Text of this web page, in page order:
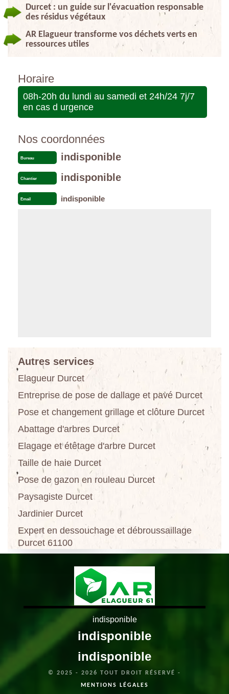
Durcet : un guide sur l'évacuation responsable
des résidus végétaux
AR Elagueur transforme vos déchets verts en
ressources utiles
Horaire
08h-20h du lundi au samedi et 24h/24 7j/7
en cas d urgence
Nos coordonnées
Bureau indisponible
Chantier indisponible
Email indisponible
Autres services
Elagueur Durcet
Entreprise de pose de dallage et pavé Durcet
Pose et changement grillage et clôture Durcet
Abattage d'arbres Durcet
Elagage et étêtage d'arbre Durcet
Taille de haie Durcet
Pose de gazon en rouleau Durcet
Paysagiste Durcet
Jardinier Durcet
Expert en dessouchage et débroussaillage
Durcet 61100
indisponible
indisponible
indisponible
© 2025 - 2026 TOUT DROIT RÉSERVÉ -
MENTIONS LÉGALES